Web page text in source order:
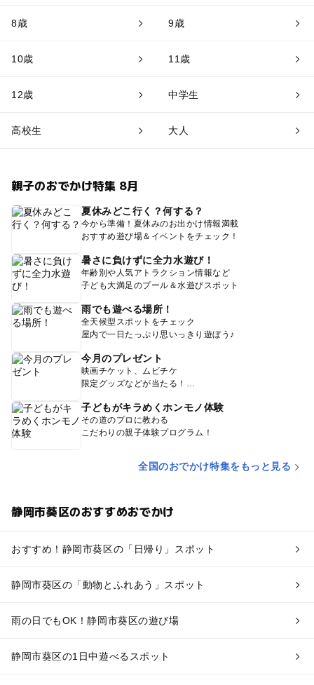
8歳 9歳
10歳 11歳
12歳 中学生
高校生 大人
親子のおでかけ特集 8月
夏休みどこ行く？何する？
今から準備！夏休みのお出かけ情報満載
おすすめ遊び場＆イベントをチェック！
暑さに負けずに全力水遊び！
年齢別や人気アトラクション情報など
子ども大満足のプール＆水遊びスポット
雨でも遊べる場所！
全天候型スポットをチェック
屋内で一日たっぷり思いっきり遊ぼう♪
今月のプレゼント
映画チケット、ムビチケ
限定グッズなどが当たる！
子どもがキラめくホンモノ体験
その道のプロに教わる
こだわりの親子体験プログラム！
全国のおでかけ特集をもっと見る
静岡市葵区のおすすめおでかけ
おすすめ！静岡市葵区の「日帰り」スポット
静岡市葵区の「動物とふれあう」スポット
雨の日でもOK！静岡市葵区の遊び場
静岡市葵区の1日中遊べるスポット